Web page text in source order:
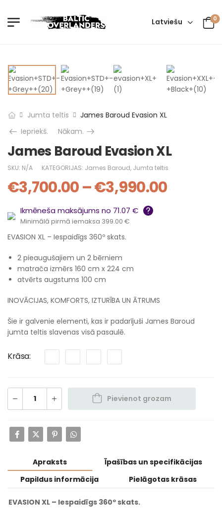
Latviešu 0
Jumta teltis
James Baroud Evasion XL
Iepriekš.
Nākam.
James Baroud Evasion XL
SKU: N/A KATEGORIJAS: James Baroud, Jumta teltis
€3,700.00–€3,990.00
Ikmēneša maksājums no 71.07 €
Minimālā pirmā iemaksa 399.00 €
EVASION XL – Iespaidīgs 360º skats.
2 pieaugušajiem un 2 bērniem
matrača izmērs 160 cm x 224 cm
atvērts augstums 100 cm
INOVĀCIJAS, KOMFORTS, IZTURĪBA UN ĀTRUMS
Šie ir galvenie elementi, kas ir padarījuši James Baroud
jumta teltis slavenas visā pasaulē.
Krāsa
Pievienot grozam
Apraksts
Īpašības un specifikācijas
Papildus informācija
Pielāgotas krāsas
EVASION XL – Iespaidīgs 360º skats.